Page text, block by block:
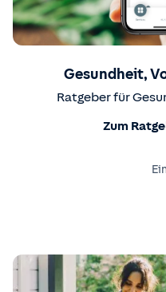
Gesundheit,
Ratgeber für
Zum